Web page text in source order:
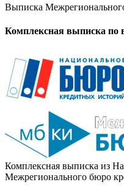
Выписка
Комплексная выписка
Комплексная выписка из
Межрегионального бюро